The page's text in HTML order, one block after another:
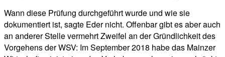
Wann diese Prüfung durchgeführt wurde und wie sie
dokumentiert ist, sagte Eder nicht. Offenbar gibt es aber auch
an anderer Stelle vermehrt Zweifel an der Gründlichkeit des
Vorgehens der WSV: Im September 2018 habe das Mainzer